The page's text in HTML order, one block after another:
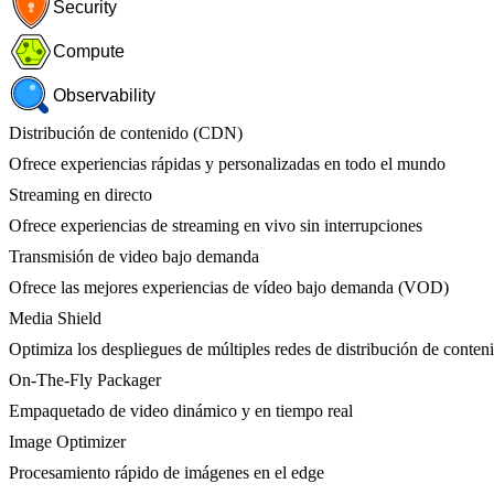
Security
Compute
Observability
Distribución de contenido (CDN)
Ofrece experiencias rápidas y personalizadas en todo el mundo
Streaming en directo
Ofrece experiencias de streaming en vivo sin interrupciones
Transmisión de video bajo demanda
Ofrece las mejores experiencias de vídeo bajo demanda (VOD)
Media Shield
Optimiza los despliegues de múltiples redes de distribución de
On-The-Fly Packager
Empaquetado de video dinámico y en tiempo real
Image Optimizer
Procesamiento rápido de imágenes en el edge